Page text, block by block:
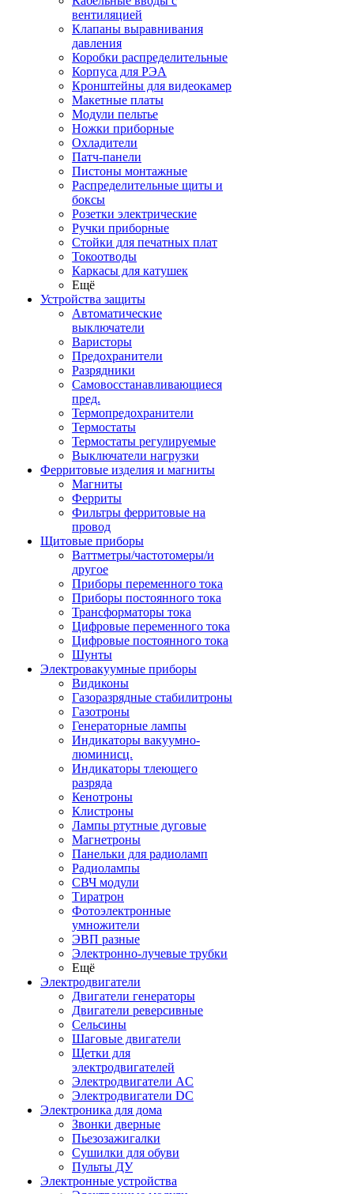
вентиляцией
Клапаны выравнивания
давления
Коробки распределительные
Корпуса для РЭА
Кронштейны для видеокамер
Макетные платы
Модули пельтье
Ножки приборные
Охладители
Патч-панели
Пистоны монтажные
Распределительные щиты и
боксы
Розетки электрические
Ручки приборные
Стойки для печатных плат
Токоотводы
Каркасы для катушек
Ещё
Устройства защиты
Автоматические
выключатели
Варисторы
Предохранители
Разрядники
Самовосстанавливающиеся
пред.
Термопредохранители
Термостаты
Термостаты регулируемые
Выключатели нагрузки
Ферритовые изделия и магниты
Магниты
Ферриты
Фильтры ферритовые на
провод
Щитовые приборы
Ваттметры/частотомеры/и
другое
Приборы переменного тока
Приборы постоянного тока
Трансформаторы тока
Цифровые переменного тока
Цифровые постоянного тока
Шунты
Электровакуумные приборы
Видиконы
Газоразрядные стабилитроны
Газотроны
Генераторные лампы
Индикаторы вакуумно-
люминисц.
Индикаторы тлеющего
разряда
Кенотроны
Клистроны
Лампы ртутные дуговые
Магнетроны
Панельки для радиоламп
Радиолампы
СВЧ модули
Тиратрон
Фотоэлектронные
умножители
ЭВП разные
Электронно-лучевые трубки
Ещё
Электродвигатели
Двигатели генераторы
Двигатели реверсивные
Сельсины
Шаговые двигатели
Щетки для
электродвигателей
Электродвигатели AC
Электродвигатели DC
Электроника для дома
Звонки дверные
Пьезозажигалки
Сушилки для обуви
Пульты ДУ
Электронные устройства